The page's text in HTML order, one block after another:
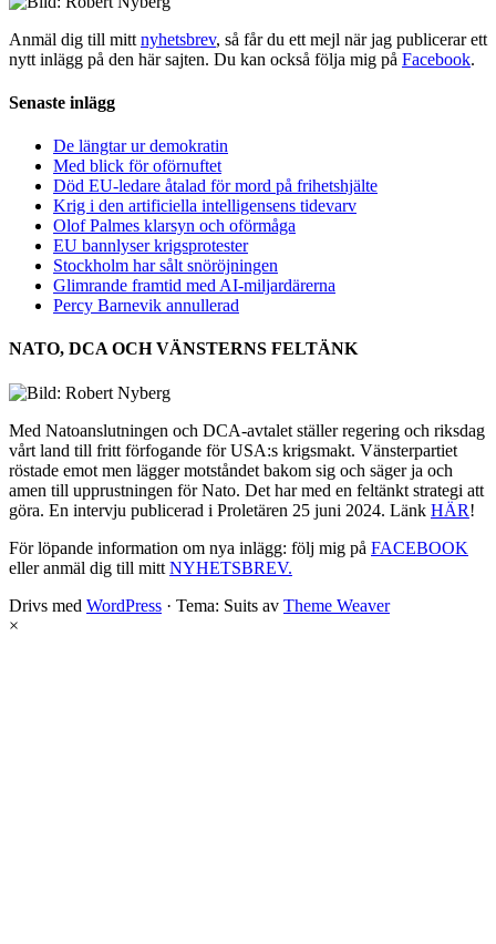
Anmäl dig till mitt nyhetsbrev, så får du ett mejl när jag publicerar ett
nytt inlägg på den här sajten. Du kan också följa mig på Facebook.
Senaste inlägg
De längtar ur demokratin
Med blick för oförnuftet
Död EU-ledare åtalad för mord på frihetshjälte
Krig i den artificiella intelligensens tidevarv
Olof Palmes klarsyn och oförmåga
EU bannlyser krigsprotester
Stockholm har sålt snöröjningen
Glimrande framtid med AI-miljardärerna
Percy Barnevik annullerad
NATO, DCA OCH VÄNSTERNS FELTÄNK
Med Natoanslutningen och DCA-avtalet ställer regering och riksdag
vårt land till fritt förfogande för USA:s krigsmakt. Vänsterpartiet
röstade emot men lägger motståndet bakom sig och säger ja och
amen till upprustningen för Nato. Det har med en feltänkt strategi att
göra. En intervju publicerad i Proletären 25 juni 2024. Länk HÄR!
För löpande information om nya inlägg: följ mig på FACEBOOK
eller anmäl dig till mitt NYHETSBREV.
Drivs med WordPress · Tema: Suits av Theme Weaver
×